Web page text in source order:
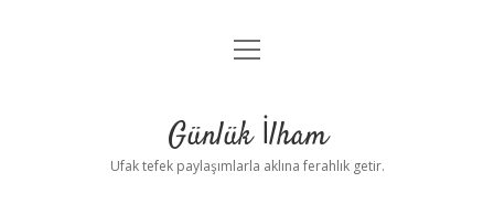
Anasayfa
Yasal Uyarı
menüyü
Günlük İlham
Ufak tefek paylaşımlarla aklına ferahlık getir.